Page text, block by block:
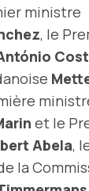
ministre
, le
et le
Abela,
la